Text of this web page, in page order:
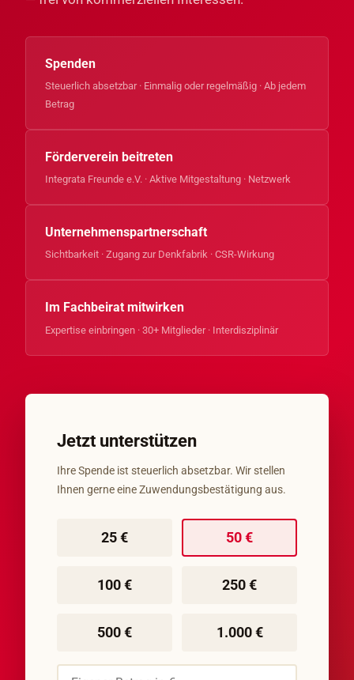
Spenden
Steuerlich absetzbar · Einmalig oder regelmäßig · Ab jedem
Betrag
Förderverein beitreten
Integrata Freunde e.V. · Aktive Mitgestaltung · Netzwerk
Unternehmenspartnerschaft
Sichtbarkeit · Zugang zur Denkfabrik · CSR-Wirkung
Im Fachbeirat mitwirken
Expertise einbringen · 30+ Mitglieder · Interdisziplinär
Jetzt unterstützen
Ihre Spende ist steuerlich absetzbar. Wir stellen
Ihnen gerne eine Zuwendungsbestätigung aus.
25 € 50 €
100 € 250 €
500 € 1.000 €